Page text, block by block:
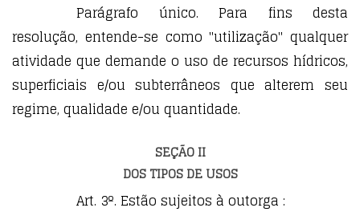
Parágrafo único. Para fins desta
resolução, entende-se como "utilização" qualquer
atividade que demande o uso de recursos hídricos,
superficiais e/ou subterrâneos que alterem seu
regime, qualidade e/ou quantidade.
SEÇÃO II
DOS TIPOS DE USOS
Art. 3º. Estão sujeitos à outorga :